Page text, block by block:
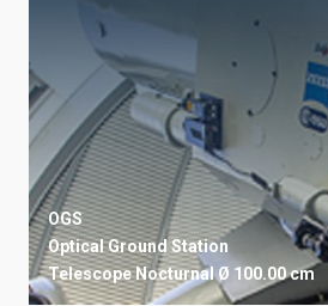
OGS
Optical Ground Station
Telescope NocturnalØ 100.00 cm